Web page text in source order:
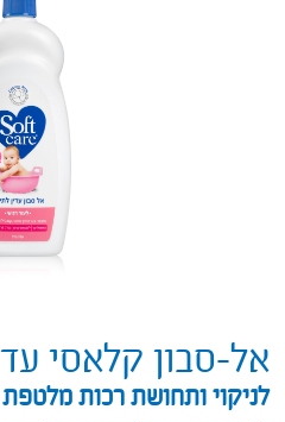
אל-סבון קלאסי
לניקוי ותחושת רכות מלטפת